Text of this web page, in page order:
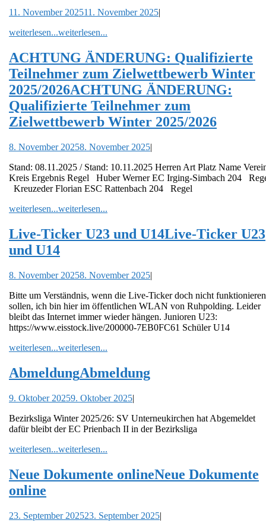
11. November 202511. November 2025|
weiterlesen...weiterlesen...
ACHTUNG ÄNDERUNG: Qualifizierte
Teilnehmer zum Zielwettbewerb Winter
2025/2026ACHTUNG ÄNDERUNG:
Qualifizierte Teilnehmer zum
Zielwettbewerb Winter 2025/2026
8. November 20258. November 2025|
Stand: 08.11.2025 / Stand: 10.11.2025 Herren Art Platz Name Verein
Kreis Ergebnis Regel Huber Werner EC Irging-Simbach 204
Kreuzeder Florian ESC Rattenbach 204 Regel
weiterlesen...weiterlesen...
Live-Ticker U23 und U14Live-Ticker U23
und U14
8. November 20258. November 2025|
Bitte um Verständnis, wenn die Live-Ticker doch nicht funktionieren
sollen, ich bin hier im öffentlichen WLAN von Ruhpolding. Leider
bleibt das Internet immer wieder hängen. Junioren U23:
https://www.eisstock.live/200000-7EB0FC61 Schüler U14
weiterlesen...weiterlesen...
AbmeldungAbmeldung
9. Oktober 20259. Oktober 2025|
Bezirksliga Winter 2025/26: SV Unterneukirchen hat Abgemeldet
dafür bleibt der EC Prienbach II in der Bezirksliga
weiterlesen...weiterlesen...
Neue Dokumente onlineNeue Dokumente
online
23. September 202523. September 2025|